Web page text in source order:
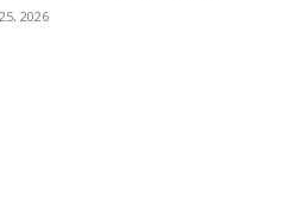
2026